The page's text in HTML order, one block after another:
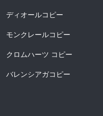
ディオールコピー
モンクレールコピー
クロムハーツ コピー
バレンシアガコピー